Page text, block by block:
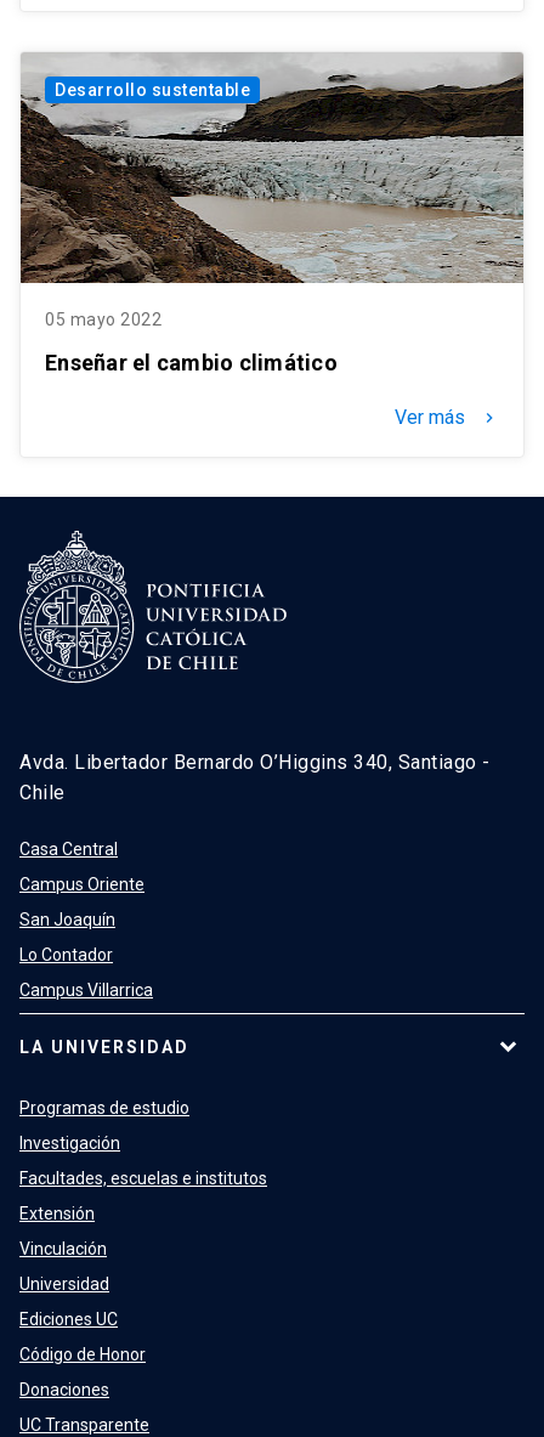
Desarrollo sustentable
05 mayo 2022
Enseñar el cambio climático
Ver más keyboard_arrow_right
Avda. Libertador Bernardo O’Higgins 340, Santiago -
Chile
Casa Central
Campus Oriente
San Joaquín
Lo Contador
Campus Villarrica
LA UNIVERSIDAD
Programas de estudio
Investigación
Facultades, escuelas e institutos
Extensión
Vinculación
Universidad
Ediciones UC
Código de Honor
Donaciones
UC Transparente